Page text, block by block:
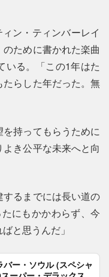
ン・ティンバーレイ
ために書かれた楽曲
いる。「この1年はた
たらした年だった。無
を持ってもらうために
き公平な未来へと向
するまでには長い道の
にもかかわらず、今
と思うんだ」
バー・ソウル (スペシャ